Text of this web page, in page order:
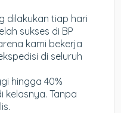
dilakukan tiap hari
sukses di BP
kami bekerja
di seluruh
hingga 40%
kelasnya. Tanpa